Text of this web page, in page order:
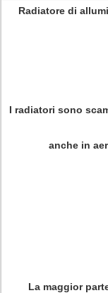
Radiatore di
I radiatori sono
anche in
La maggior